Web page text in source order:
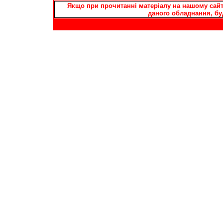
Якщо при прочитанні матеріалу на нашому
даного обладнання,